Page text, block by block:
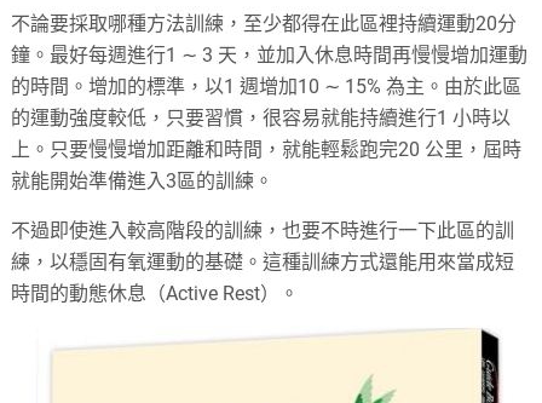
不論要採取哪種方法訓練，至少都得在此區裡持續運動20分
鐘。最好每週進行1 ∼ 3 天，並加入休息時間再慢慢增加運動
的時間。增加的標準，以1 週增加10 ∼ 15% 為主。由於此區
的運動強度較低，只要習慣，很容易就能持續進行1 小時以
上。只要慢慢增加距離和時間，就能輕鬆跑完20 公里，屆時
就能開始準備進入3區的訓練。
不過即使進入較高階段的訓練，也要不時進行一下此區的訓
練，以穩固有氧運動的基礎。這種訓練方式還能用來當成短
時間的動態休息（Active Rest）。